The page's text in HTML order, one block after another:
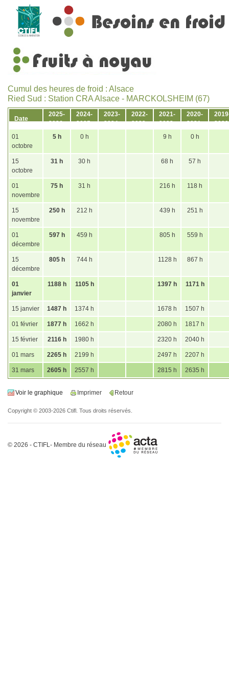
Cumul des heures de froid : Alsace
Ried Sud : Station CRA Alsace - MARCKOLSHEIM (67)
Date
2025-
2026
2024-
2025
2023-
2024
2022-
2023
2021-
2022
2020-
2021
2020
01
octobre
5 h 0 h 9 h 0 h
15
octobre
31 h 30 h 68 h 57 h
01
novembre
75 h 31 h 216 h 118 h
15
novembre
250 h 212 h 439 h 251 h
01
décembre
597 h 459 h 805 h 559 h
15
décembre
805 h 744 h 1128 h 867 h
01
janvier
1188 h 1105 h 1397 h 1171 h
15 janvier 1487 h 1374 h 1678 h 1507 h
01 février 1877 h 1662 h 2080 h 1817 h
15 février 2116 h 1980 h 2320 h 2040 h
01 mars 2265 h 2199 h 2497 h 2207 h
31 mars 2605 h 2557 h 2815 h 2635 h
Voir le graphique Imprimer Retour
Copyright © 2003-2026 Ctifl. Tous droits réservés.
© 2026 - CTIFL- Membre du réseau